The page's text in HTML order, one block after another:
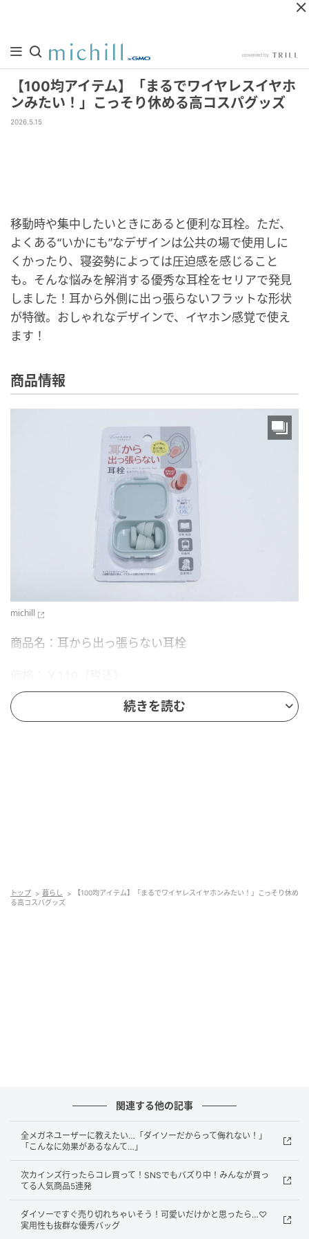
【100均アイテム】「まるでワイヤレスイヤホ
ンみたい！」こっそり休める高コスパグッズ
2026.5.15
移動時や集中したいときにあると便利な耳栓。ただ、
よくある“いかにも”なデザインは公共の場で使用しに
くかったり、寝姿勢によっては圧迫感を感じること
も。そんな悩みを解消する優秀な耳栓をセリアで発見
しました！耳から外側に出っ張らないフラットな形状
が特徴。おしゃれなデザインで、イヤホン感覚で使え
ます！
商品情報
michill
商品名：耳から出っ張らない耳栓
サイズ（約）：
『耳から出っ張らない耳栓』
michill
移動時や集中したいとき、就寝時にあると嬉しい耳
栓。便利な反面、よくある“いかにも”なデザインは公
共の場で使用しにくかったり、寝姿勢によっては圧迫
感を感じることも…。
続きを読む
トップ 暮らし
【100均アイテム】「まるでワイヤレスイヤホンみたい！」こっそり休め
る高コスパグッズ
関連する他の記事
全メガネユーザーに教えたい…「ダイソーだからって侮れない！」
「こんなに効果があるなんて…」
次カインズ行ったらコレ買って！SNSでもバズり中！みんなが買っ
てる人気商品5連発
ダイソーですぐ売り切れちゃいそう！可愛いだけかと思ったら…♡
実用性も抜群な優秀バッグ